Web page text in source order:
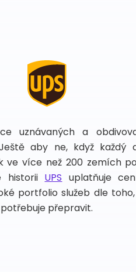
uznávaných a
aby ne, když každý
ve více než 200 zemích
historii UPS uplatňuje
portfolio služeb dle
přepravit.